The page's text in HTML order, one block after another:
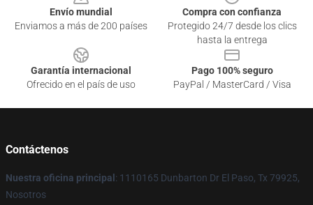
Envío mundial
Enviamos a más de 200 países
Compra con confianza
Protegido 24/7 desde los clics
hasta la entrega
Garantía internacional
Ofrecido en el país de uso
Pago 100% seguro
PayPal / MasterCard / Visa
Contáctenos
Nuestra oficina principal : 1110165 Dunbarton Dr El Paso, Tx 79925,
Nosotros